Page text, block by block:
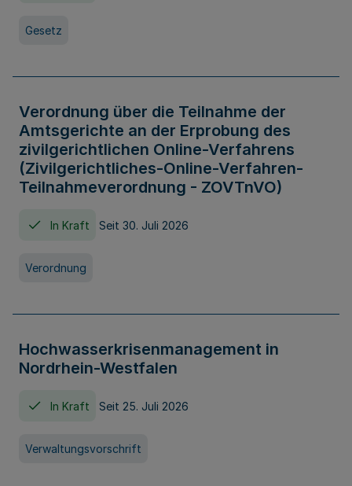
Gesetz
Verordnung über die Teilnahme der
Amtsgerichte an der Erprobung des
zivilgerichtlichen Online-Verfahrens
(Zivilgerichtliches-Online-Verfahren-
Teilnahmeverordnung - ZOVTnVO)
In Kraft Seit 30. Juli 2026
Verordnung
Hochwasserkrisenmanagement in
Nordrhein-Westfalen
In Kraft Seit 25. Juli 2026
Verwaltungsvorschrift